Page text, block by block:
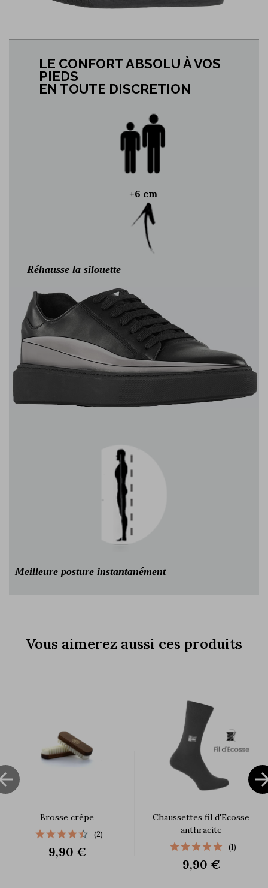
LE CONFORT ABSOLU À VOS
PIEDS
EN TOUTE DISCRETION
+6 cm
Réhausse la silouette
Meilleure posture instantanément
Vous aimerez aussi ces produits
Brosse crêpe
(2)
9,90 €
Chaussettes fil d'Ecosse
anthracite
(1)
9,90 €